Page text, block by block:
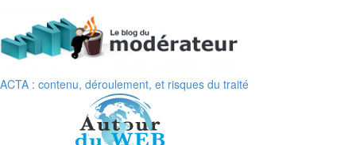
ACTA : contenu, déroulement, et risques du traité